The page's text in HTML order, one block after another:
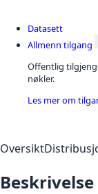
Datasett
Allmenn tilgang
Offentlig
nøkler.
Les mer om
Oversikt
Beskrivelse